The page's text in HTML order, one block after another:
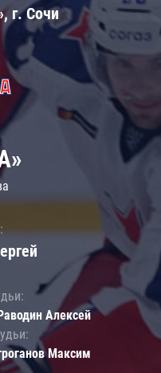
г. Сочи
Алексей
Максим